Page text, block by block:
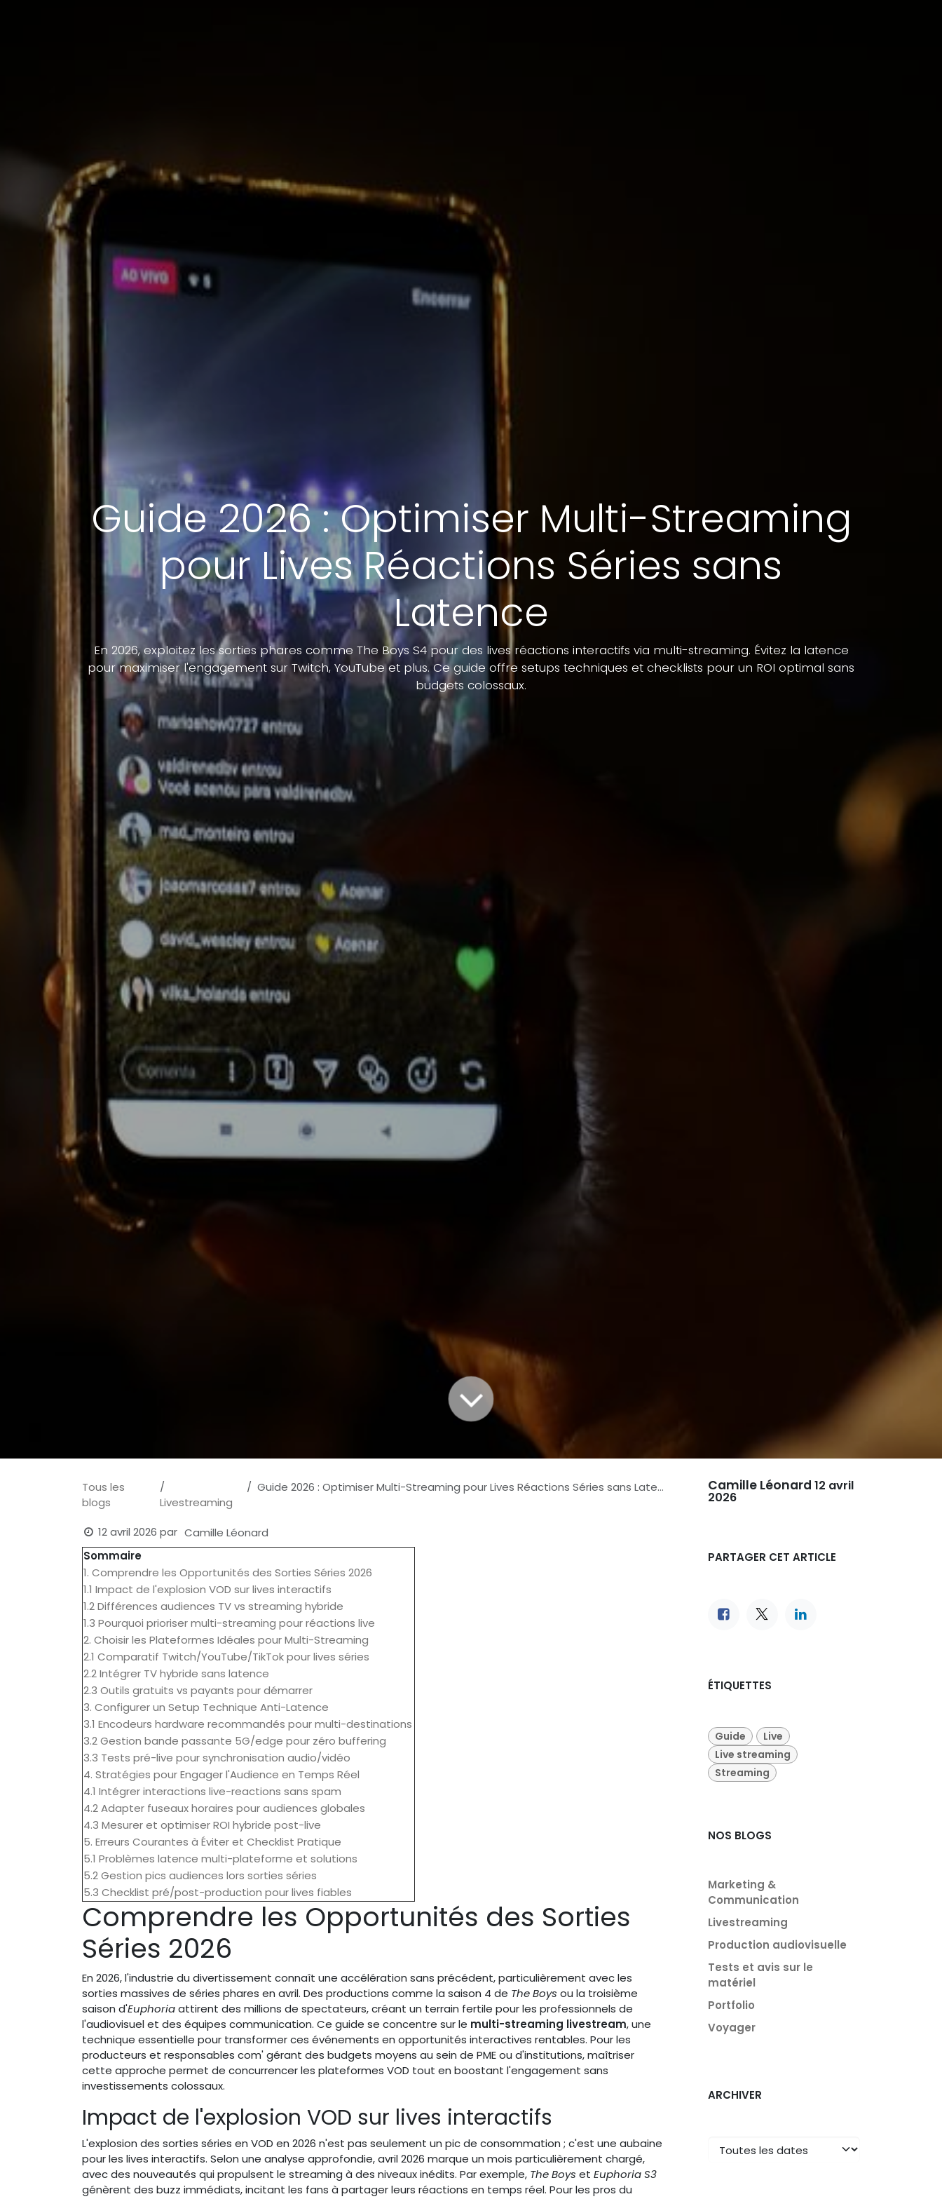
Guide 2026 : Optimiser Multi-Streaming
pour Lives Réactions Séries sans
Latence
En 2026, exploitez les sorties phares comme The Boys S4 pour des lives réactions interactifs via multi-streaming. Évitez la latence
pour maximiser l'engagement sur Twitch, YouTube et plus. Ce guide offre setups techniques et checklists pour un ROI optimal sans
budgets colossaux.
Tous les
blogs
Livestreaming
Guide 2026 : Optimiser Multi-Streaming pour Lives Réactions Séries sans Latence
12 avril 2026 par Camille Léonard
Sommaire
1. Comprendre les Opportunités des Sorties Séries 2026
1.1 Impact de l'explosion VOD sur lives interactifs
1.2 Différences audiences TV vs streaming hybride
1.3 Pourquoi prioriser multi-streaming pour réactions live
2. Choisir les Plateformes Idéales pour Multi-Streaming
2.1 Comparatif Twitch/YouTube/TikTok pour lives séries
2.2 Intégrer TV hybride sans latence
2.3 Outils gratuits vs payants pour démarrer
3. Configurer un Setup Technique Anti-Latence
3.1 Encodeurs hardware recommandés pour multi-destinations
3.2 Gestion bande passante 5G/edge pour zéro buffering
3.3 Tests pré-live pour synchronisation audio/vidéo
4. Stratégies pour Engager l'Audience en Temps Réel
4.1 Intégrer interactions live-reactions sans spam
4.2 Adapter fuseaux horaires pour audiences globales
4.3 Mesurer et optimiser ROI hybride post-live
5. Erreurs Courantes à Éviter et Checklist Pratique
5.1 Problèmes latence multi-plateforme et solutions
5.2 Gestion pics audiences lors sorties séries
5.3 Checklist pré/post-production pour lives fiables
Comprendre les Opportunités des Sorties
Séries 2026
En 2026, l'industrie du divertissement connaît une accélération sans précédent, particulièrement avec les
sorties massives de séries phares en avril. Des productions comme la saison 4 de The Boys ou la troisième
saison d'Euphoriaattirent des millions de spectateurs, créant un terrain fertile pour les professionnels de
l'audiovisuel et des équipes communication. Ce guide se concentre sur le multi-streaming livestream, une
technique essentielle pour transformer ces événements en opportunités interactives rentables. Pour les
producteurs et responsables com' gérant des budgets moyens au sein de PME ou d'institutions, maîtriser
cette approche permet de concurrencer les plateformes VOD tout en boostant l'engagement sans
investissements colossaux.
Impact de l'explosion VOD sur lives interactifs
L'explosion des sorties séries en VOD en 2026 n'est pas seulement un pic de consommation ; c'est une aubaine
pour les lives interactifs. Selon une analyse approfondie, avril 2026 marque un mois particulièrement chargé,
avec des nouveautés qui propulsent le streaming à des niveaux inédits. Par exemple, The Boys et Euphoria S3
génèrent des buzz immédiats, incitant les fans à partager leurs réactions en temps réel. Pour les pros du
Camille Léonard 12 avril
2026
PARTAGER CET ARTICLE
ÉTIQUETTES
Guide
Live
Live streaming
Streaming
NOS BLOGS
Marketing &
Communication
Livestreaming
Production audiovisuelle
Tests et avis sur le
matériel
Portfolio
Voyager
ARCHIVER